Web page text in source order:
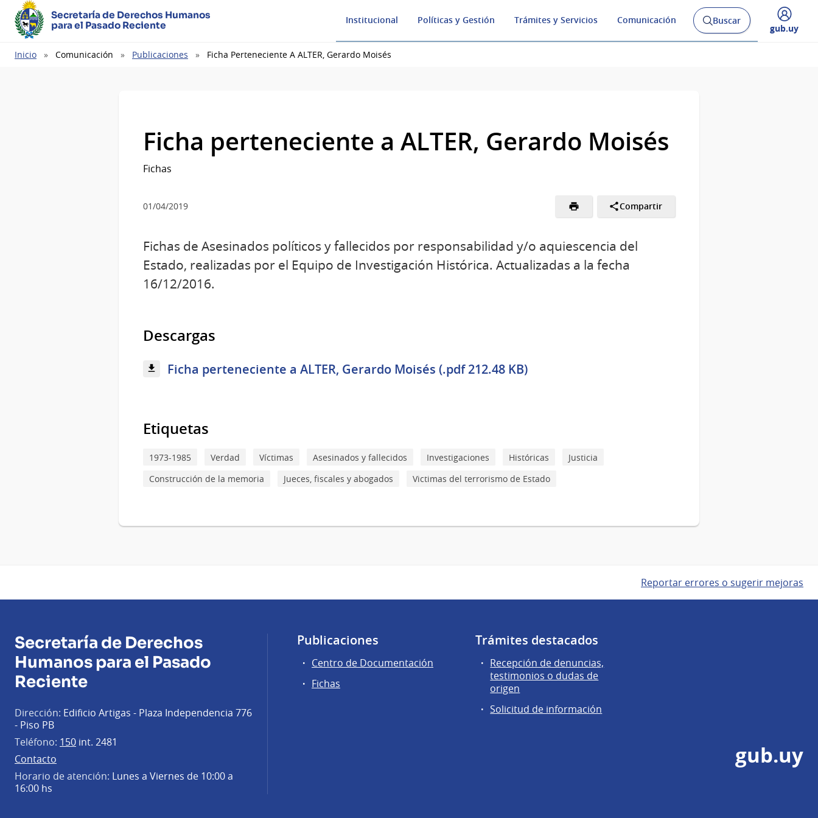
Secretaría de Derechos Humanos
para el Pasado Reciente
Institucional Políticas y Gestión Trámites y Servicios Comunicación
Abrir
buscador
Buscar
Desplegar
gub.uy
Ruta
Inicio Comunicación Publicaciones Ficha Perteneciente A ALTER, Gerardo Moisés
Ficha perteneciente a ALTER, Gerardo Moisés
Fichas
01/04/2019 Compartir
Fichas de Asesinados políticos y fallecidos por responsabilidad y/o aquiescencia del
Estado, realizadas por el Equipo de Investigación Histórica. Actualizadas a la fecha
16/12/2016.
Descargas
Ficha perteneciente a ALTER, Gerardo Moisés (.pdf 212.48 KB)
Etiquetas
1973-1985 Verdad Víctimas Asesinados y fallecidos Investigaciones Históricas
Justicia
Construcción de la memoria
Jueces, fiscales y abogados Victimas del terrorismo de Estado
Reportar errores o sugerir mejoras
Secretaría de Derechos
Humanos para el Pasado
Reciente
Dirección: Edificio Artigas - Plaza Independencia 776
- Piso PB
Teléfono: 150 int. 2481
Contacto
Horario de atención: Lunes a Viernes de 10:00 a
16:00 hs
Publicaciones
Centro de Documentación
Fichas
Trámites destacados
Recepción de denuncias,
testimonios o dudas de
origen
Solicitud de información
gub.uy